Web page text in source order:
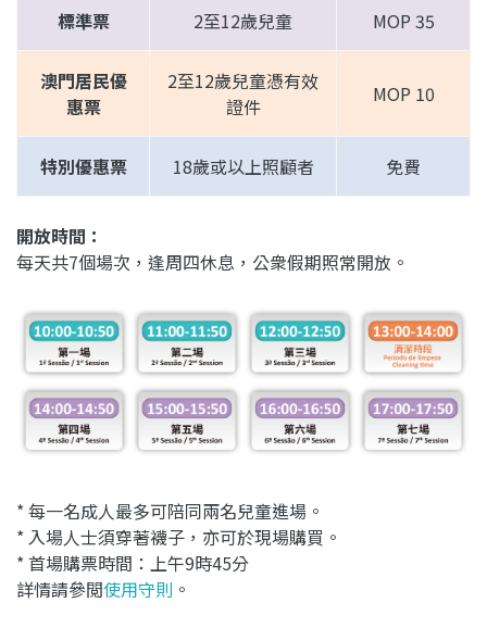
標準票 2至12歲兒童 MOP 35
澳門居民優
惠票
2至12歲兒童憑有效
證件
MOP 10
特別優惠票 18歲或以上照顧者 免費
開放時間：
每天共7個場次，逢周四休息，公衆假期照常開放。
* 每一名成人最多可陪同兩名兒童進場。
* 入場人士須穿著襪子，亦可於現場購買。
* 首場購票時間：上午9時45分
詳情請參閲使用守則 。